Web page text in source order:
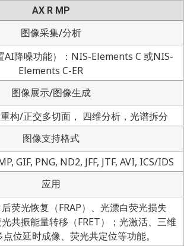
AX R MP
图像采集/分析
AI降噪功能）：NIS-Elements C 或NIS-
Elements C-ER
图像展示/图像生成
构/正交多切面， 四维分析，光谱拆分
图像支持格式
GIF, PNG, ND2, JFF, JTF, AVI, ICS/IDS
应用
荧光恢复（FRAP）、光漂白荧光损失
光共振能量转移（FRET）；光激活、三维
位延时成像、荧光共定位等功能。